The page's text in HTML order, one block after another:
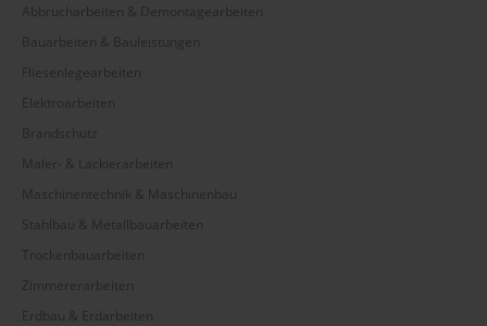
Abbrucharbeiten & Demontagearbeiten
Bauarbeiten & Bauleistungen
Fliesenlegearbeiten
Elektroarbeiten
Brandschutz
Maler- & Lackierarbeiten
Maschinentechnik & Maschinenbau
Stahlbau & Metallbauarbeiten
Trockenbauarbeiten
Zimmererarbeiten
Erdbau & Erdarbeiten